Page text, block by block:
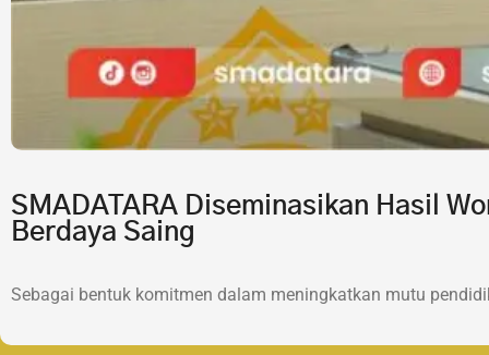
SMADATARA Diseminasikan Hasil
Berdaya Saing
Sebagai bentuk komitmen dalam meningkatkan mutu